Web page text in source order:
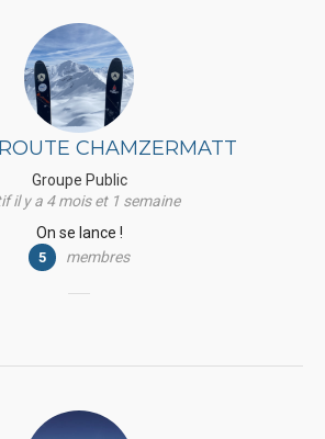
CHAMZERMATT
Groupe Public
il y a 4 mois et 1 semaine
On se lance !
5 membres